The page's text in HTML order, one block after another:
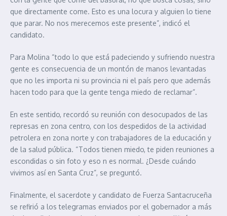
que directamente come. Esto es una locura y alguien lo tiene
que parar. No nos merecemos este presente”, indicó el
candidato.
Para Molina “todo lo que está padeciendo y sufriendo nuestra
gente es consecuencia de un montón de manos levantadas
que no les importa ni su provincia ni el país pero que además
hacen todo para que la gente tenga miedo de reclamar”.
En este sentido, recordó su reunión con desocupados de las
represas en zona centro, con los despedidos de la actividad
petrolera en zona norte y con trabajadores de la educación y
de la salud pública. “Todos tienen miedo, te piden reuniones a
escondidas o sin foto y eso n es normal. ¿Desde cuándo
vivimos así en Santa Cruz”, se preguntó.
Finalmente, el sacerdote y candidato de Fuerza Santacruceña
se refirió a los telegramas enviados por el gobernador a más